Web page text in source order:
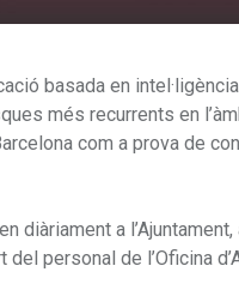
basada en
més recurrents en
com a prova de
a l’Ajuntament,
personal de l’Oficina